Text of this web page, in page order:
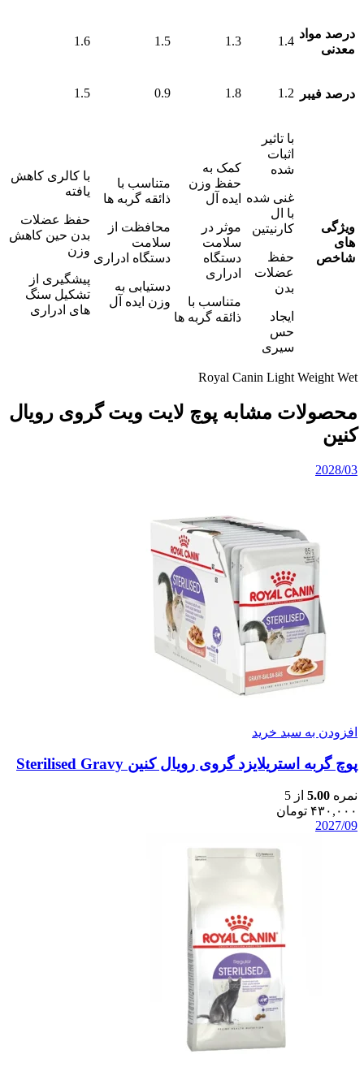
درصد مواد
معدنی
1.4
1.3
1.5
1.6
درصد فیبر 1.2
1.8
0.9
1.5
ویژگی
های
شاخص
با تاثیر
اثبات
شده
غنی شده
با ال
کارنیتین
حفظ
عضلات
بدن
ایجاد
حس
سیری
کمک به
حفظ وزن
ایده آل
موثر در
سلامت
دستگاه
ادراری
متناسب با
ذائقه گربه ها
متناسب با
ذائقه گربه ها
محافظت از
سلامت
دستگاه ادراری
دستیابی به
وزن ایده آل
با کالری کاهش
یافته
حفظ عضلات
بدن حین کاهش
وزن
پیشگیری از
تشکیل سنگ
های ادراری
Royal Canin Light Weight Wet
محصولات مشابه پوچ لایت ویت گروی رویال
کنین
2028/03
افزودن به سبد خرید
پوچ گربه استریلایزد گروی رویال کنین Sterilised Gravy
نمره 5.00 از 5
۴۳۰,۰۰۰ تومان
2027/09